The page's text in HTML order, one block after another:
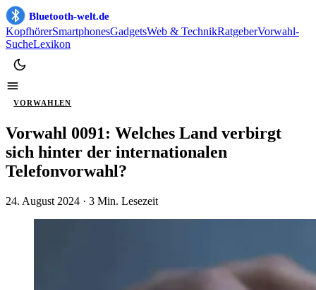
Bluetooth-welt.de
KopfhörerSmartphonesGadgetsWeb & TechnikRatgeberVorwahl-
SucheLexikon
VORWAHLEN
Vorwahl 0091: Welches Land verbirgt
sich hinter der internationalen
Telefonvorwahl?
24. August 2024 · 3 Min. Lesezeit